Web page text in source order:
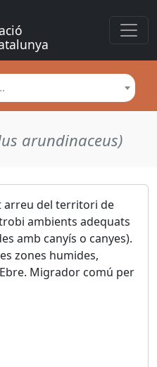
arundinaceus)
arreu del territori de
ambients adequats
amb canyís o canyes).
zones humides,
Migrador comú per